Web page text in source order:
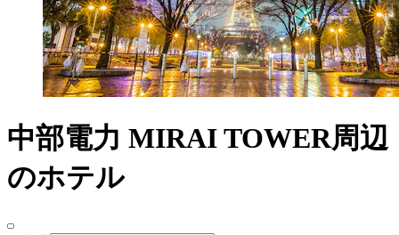
中部電力 MIRAI TOWER周辺
のホテル